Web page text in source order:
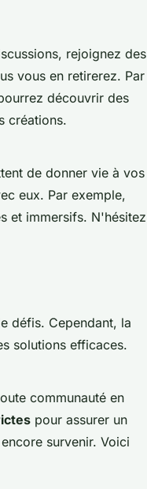
rejoignez des
vous en retirerez. Par
découvrir des
créations.
de donner vie à vos
eux. Par exemple,
et immersifs. N'hésitez
défis. Cependant, la
solutions efficaces.
communauté en
pour assurer un
survenir. Voici